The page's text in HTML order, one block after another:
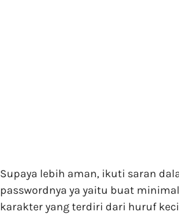
Supaya lebih aman, ikuti saran
passwordnya ya yaitu buat
karakter yang terdiri dari huruf